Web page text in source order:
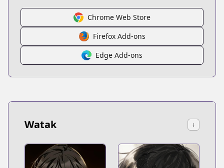
Chrome Web Store
Firefox Add-ons
Edge Add-ons
Watak ↓